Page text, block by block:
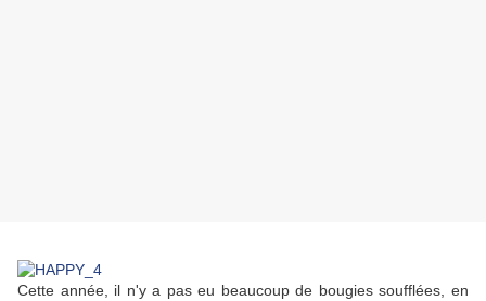
Cette année, il n'y a pas eu beaucoup de bougies soufflées, en